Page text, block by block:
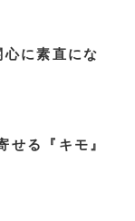
に素直にな
せる『キモ』